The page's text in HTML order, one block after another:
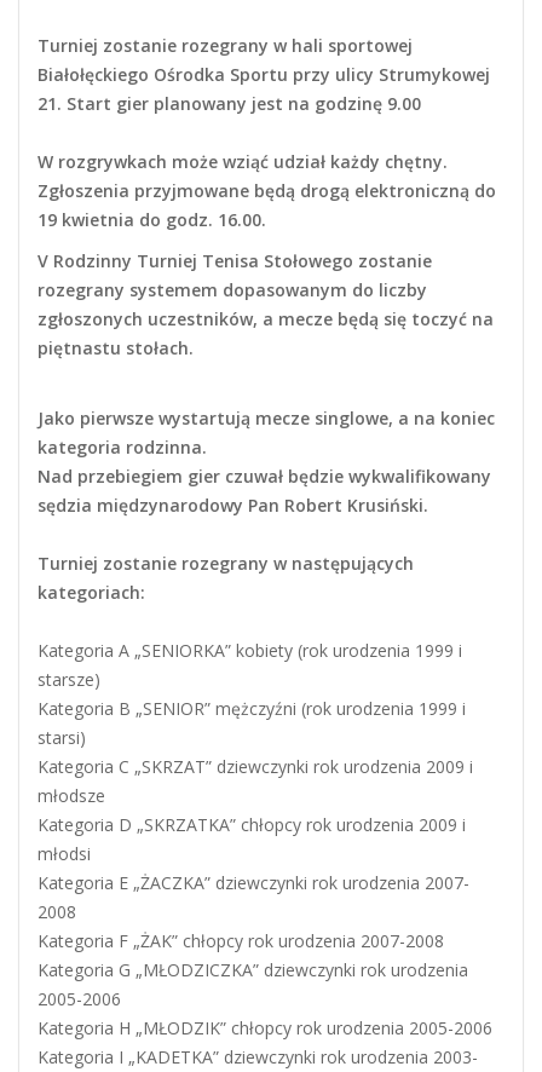
Turniej zostanie rozegrany w hali sportowej
Białołęckiego Ośrodka Sportu przy ulicy Strumykowej
21. Start gier planowany jest na godzinę 9.00
W rozgrywkach może wziąć udział każdy chętny.
Zgłoszenia przyjmowane będą drogą elektroniczną do
19 kwietnia do godz. 16.00.
V Rodzinny Turniej Tenisa Stołowego zostanie
rozegrany systemem dopasowanym do liczby
zgłoszonych uczestników, a mecze będą się toczyć na
piętnastu stołach.
Jako pierwsze wystartują mecze singlowe, a na koniec
kategoria rodzinna.
Nad przebiegiem gier czuwał będzie wykwalifikowany
sędzia międzynarodowy Pan Robert Krusiński.
Turniej zostanie rozegrany w następujących
kategoriach:
Kategoria A „SENIORKA” kobiety (rok urodzenia 1999 i
starsze)
Kategoria B „SENIOR” mężczyźni (rok urodzenia 1999 i
starsi)
Kategoria C „SKRZAT” dziewczynki rok urodzenia 2009 i
młodsze
Kategoria D „SKRZATKA” chłopcy rok urodzenia 2009 i
młodsi
Kategoria E „ŻACZKA” dziewczynki rok urodzenia 2007-
2008
Kategoria F „ŻAK” chłopcy rok urodzenia 2007-2008
Kategoria G „MŁODZICZKA” dziewczynki rok urodzenia
2005-2006
Kategoria H „MŁODZIK” chłopcy rok urodzenia 2005-2006
Kategoria I „KADETKA” dziewczynki rok urodzenia 2003-